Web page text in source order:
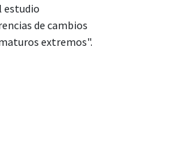
estudio
de cambios
extremos".